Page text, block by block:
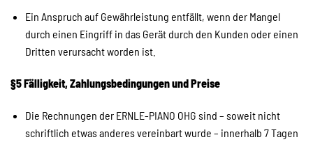
Ein Anspruch auf Gewährleistung entfällt, wenn der Mangel
durch einen Eingriff in das Gerät durch den Kunden oder einen
Dritten verursacht worden ist.
§5 Fälligkeit, Zahlungsbedingungen und Preise
Die Rechnungen der ERNLE-PIANO OHG sind – soweit nicht
schriftlich etwas anderes vereinbart wurde – innerhalb 7 Tagen